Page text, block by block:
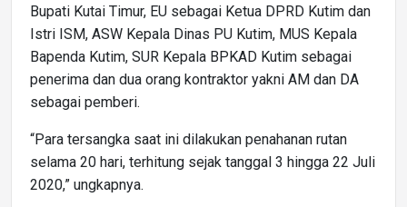
Bupati Kutai Timur, EU sebagai Ketua DPRD Kutim dan
Istri ISM, ASW Kepala Dinas PU Kutim, MUS Kepala
Bapenda Kutim, SUR Kepala BPKAD Kutim sebagai
penerima dan dua orang kontraktor yakni AM dan DA
sebagai pemberi.
“Para tersangka saat ini dilakukan penahanan rutan
selama 20 hari, terhitung sejak tanggal 3 hingga 22 Juli
2020,” ungkapnya.